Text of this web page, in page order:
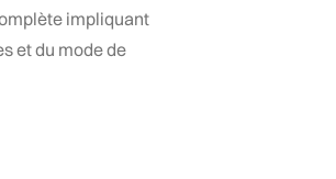
impliquant
et du mode de